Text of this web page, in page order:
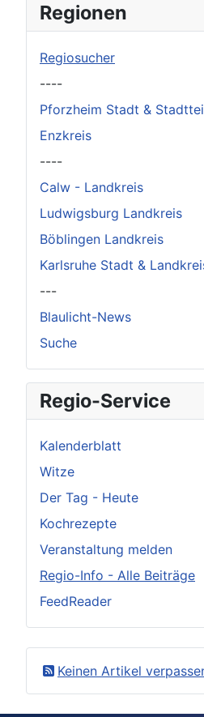
Regionen
Regiosucher
----
Pforzheim Stadt &
Enzkreis
----
Calw - Landkreis
Ludwigsburg Landkreis
Böblingen Landkreis
Karlsruhe Stadt &
---
Blaulicht-News
Suche
Regio-Service
Kalenderblatt
Witze
Der Tag - Heute
Kochrezepte
Veranstaltung melden
Regio-Info - Alle Beiträge
FeedReader
Keinen Artikel